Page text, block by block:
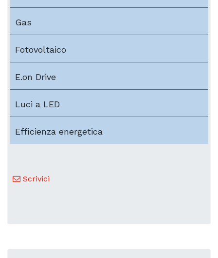
Gas
Fotovoltaico
E.on Drive
Luci a LED
Efficienza energetica
Scrivici